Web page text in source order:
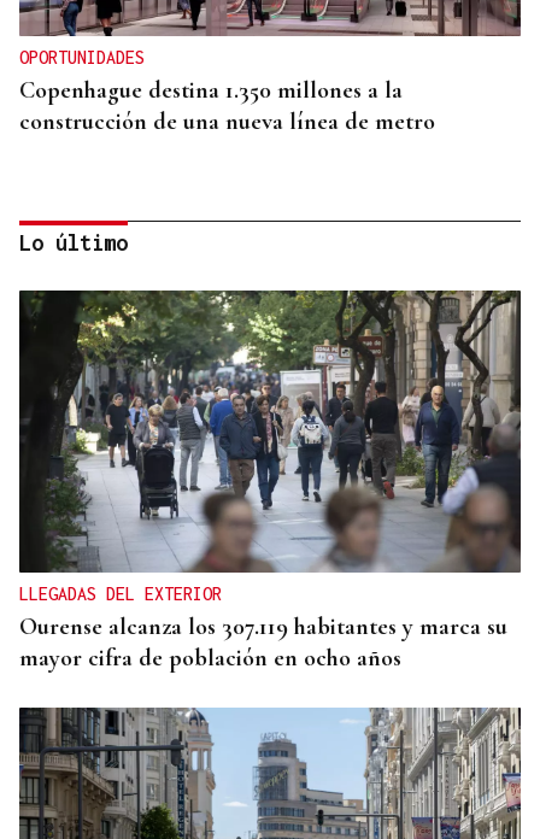
OPORTUNIDADES
Copenhague destina 1.350 millones a la
construcción de una nueva línea de metro
Las principales energéticas españolas arrancan
2026 con más beneficios y avanzan una nueva
ofensiva inversora
Lo último
LLEGADAS DEL EXTERIOR
Ourense alcanza los 307.119 habitantes y marca su
mayor cifra de población en ocho años